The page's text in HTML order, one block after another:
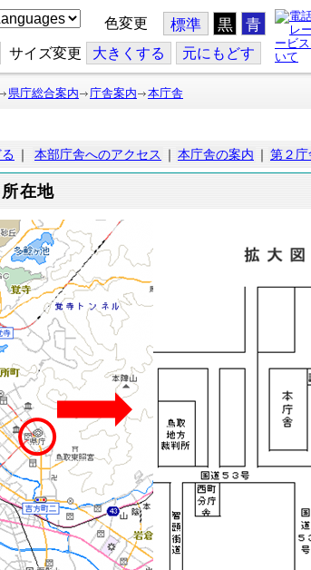
色変更 標準 黒 青
サイズ変更 大きくする 元にもどす
県庁総合案内 庁舎案内 本庁舎
｜ 本部庁舎へのアクセス ｜ 本庁舎の案内 ｜ 第２庁
在地